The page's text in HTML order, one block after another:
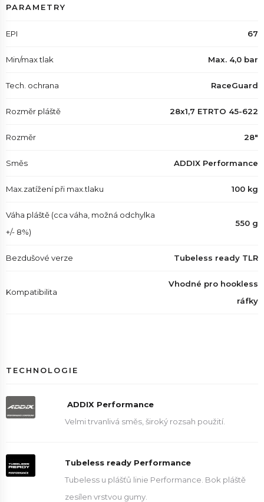
PARAMETRY
EPI 67
Min/max tlak Max. 4,0 bar
Tech. ochrana RaceGuard
Rozměr pláště 28x1,7 ETRTO 45-622
Rozměr 28"
Směs ADDIX Performance
Max.zatížení při max.tlaku 100 kg
Váha pláště (cca váha, možná odchylka
+/- 8%)
550 g
Bezdušové verze Tubeless ready TLR
Kompatibilita
Vhodné pro hookless
ráfky
TECHNOLOGIE
ADDIX Performance
Velmi trvanlivá směs, široký rozsah použití.
Tubeless ready Performance
Tubeless u plášťů linie Performance. Bok pláště
zesílen vrstvou gumy.